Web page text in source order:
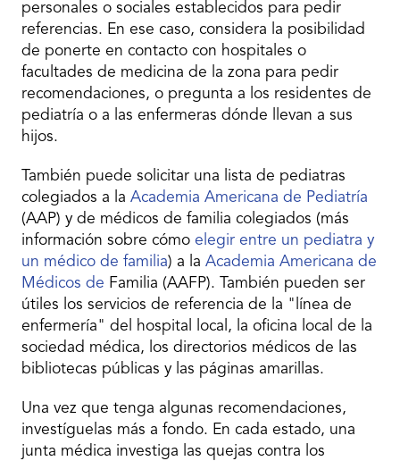
personales o sociales establecidos para pedir
referencias. En ese caso, considera la posibilidad
de ponerte en contacto con hospitales o
facultades de medicina de la zona para pedir
recomendaciones, o pregunta a los residentes de
pediatría o a las enfermeras dónde llevan a sus
hijos.
También puede solicitar una lista de pediatras
colegiados a la Academia Americana de Pediatría
(AAP) y de médicos de familia colegiados (más
información sobre cómo elegir entre un pediatra y
un médico de familia) a la Academia Americana de
Médicos de Familia (AAFP). También pueden ser
útiles los servicios de referencia de la "línea de
enfermería" del hospital local, la oficina local de la
sociedad médica, los directorios médicos de las
bibliotecas públicas y las páginas amarillas.
Una vez que tenga algunas recomendaciones,
investíguelas más a fondo. En cada estado, una
junta médica investiga las quejas contra los